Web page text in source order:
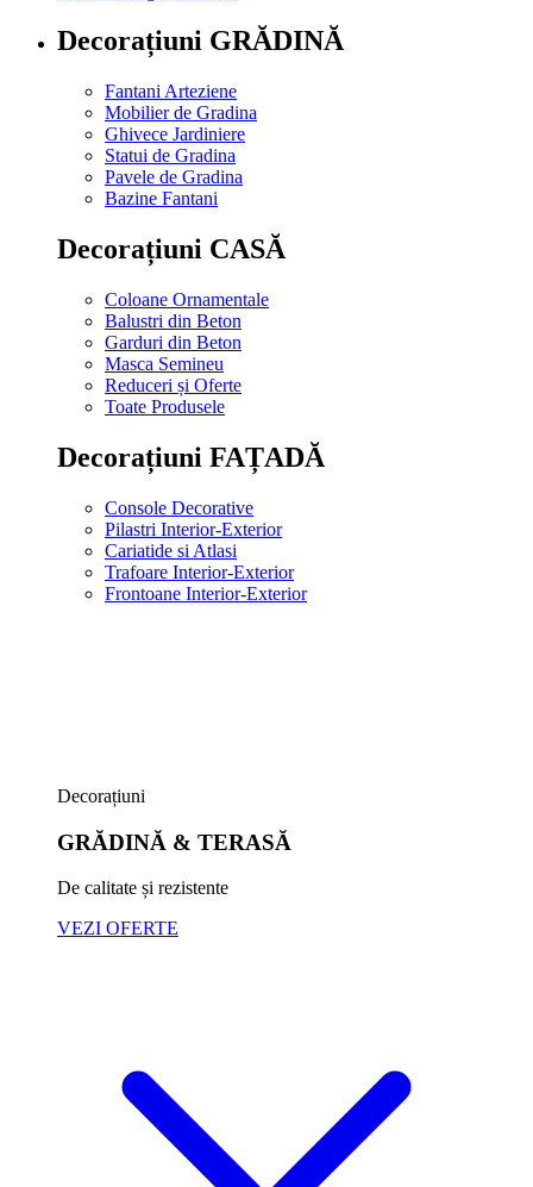
Decorațiuni GRĂDINĂ
Fantani Arteziene
Mobilier de Gradina
Ghivece Jardiniere
Statui de Gradina
Pavele de Gradina
Bazine Fantani
Decorațiuni CASĂ
Coloane Ornamentale
Balustri din Beton
Garduri din Beton
Masca Semineu
Reduceri și Oferte
Toate Produsele
Decorațiuni FAȚADĂ
Console Decorative
Pilastri Interior-Exterior
Cariatide si Atlasi
Trafoare Interior-Exterior
Frontoane Interior-Exterior
Decorațiuni
GRĂDINĂ & TERASĂ
De calitate și rezistente
VEZI OFERTE